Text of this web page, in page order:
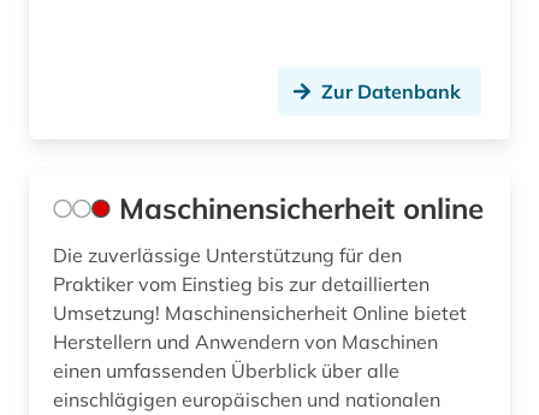
Zur Datenbank
Maschinensicherheit online
Die zuverlässige Unterstützung für den
Praktiker vom Einstieg bis zur detaillierten
Umsetzung! Maschinensicherheit Online bietet
Herstellern und Anwendern von Maschinen
einen umfassenden Überblick über alle
einschlägigen europäischen und nationalen